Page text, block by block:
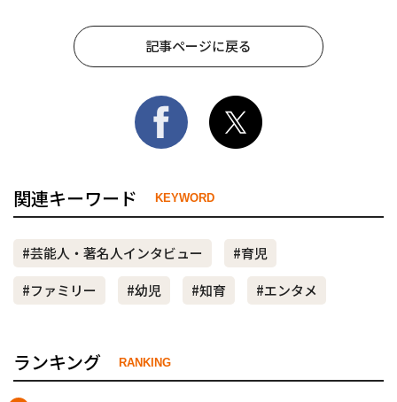
記事ページに戻る
関連キーワード KEYWORD
#芸能人・著名人インタビュー
#育児
#ファミリー
#幼児 #知育 #エンタメ
ランキング RANKING